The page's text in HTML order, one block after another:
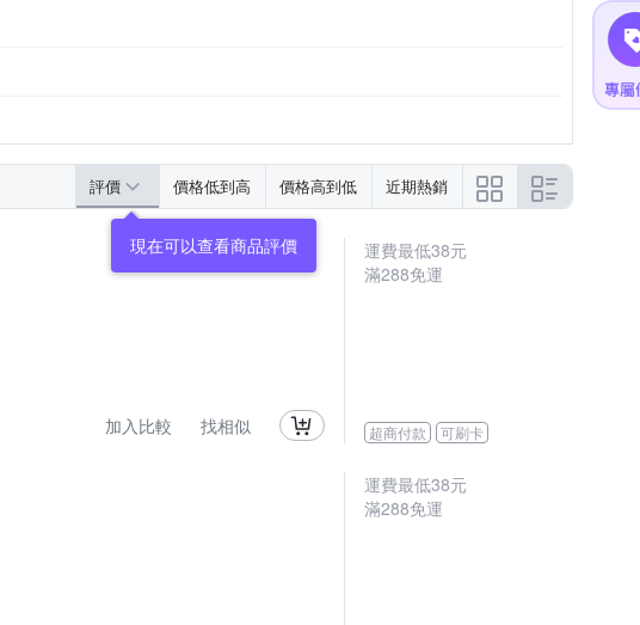
評價 價格低到高 價格高到低 近期熱銷
現在可以查看商品評價
加入比較 找相似
運費最低38元
滿288免運
超商付款 可刷卡
運費最低38元
滿288免運